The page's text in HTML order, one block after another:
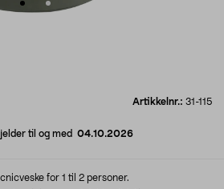
Artikkelnr.: 31-115
til og med 04.10.2026
for 1 til 2 personer.